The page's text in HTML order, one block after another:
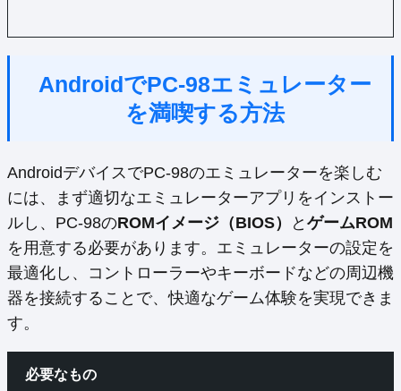
AndroidでPC-98エミュレーター
を満喫する方法
AndroidデバイスでPC-98のエミュレーターを楽しむ
には、まず適切なエミュレーターアプリをインストー
ルし、PC-98のROMイメージ（BIOS） と ゲームROM
を用意する必要があります。エミュレーターの設定を
最適化し、コントローラーやキーボードなどの周辺機
器を接続することで、快適なゲーム体験を実現できま
す。
必要なもの